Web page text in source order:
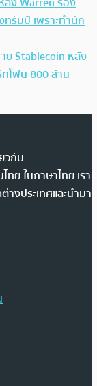
รัมป์ เพราะทำนัก
ย Stablecoin หลัง
ทโฟน 800 ล้าน
วกับ
ย ในภาษาไทย เรา
งประเทศและนำมา